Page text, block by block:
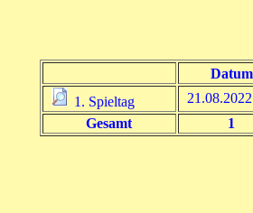
Datum
1. Spieltag
21.08.2022
Gesamt
1